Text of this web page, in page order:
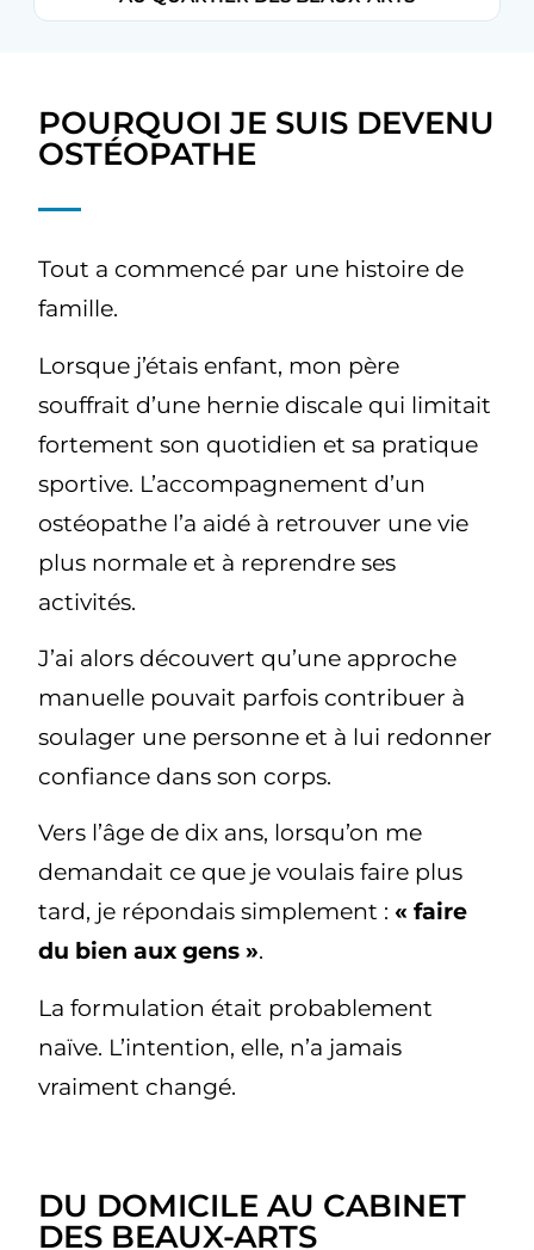
POURQUOI JE SUIS DEVENU
OSTÉOPATHE
Tout a commencé par une histoire de
famille.
Lorsque j’étais enfant, mon père
souffrait d’une hernie discale qui limitait
fortement son quotidien et sa pratique
sportive. L’accompagnement d’un
ostéopathe l’a aidé à retrouver une vie
plus normale et à reprendre ses
activités.
J’ai alors découvert qu’une approche
manuelle pouvait parfois contribuer à
soulager une personne et à lui redonner
confiance dans son corps.
Vers l’âge de dix ans, lorsqu’on me
demandait ce que je voulais faire plus
tard, je répondais simplement :« faire
du bien aux gens ».
La formulation était probablement
naïve. L’intention, elle, n’a jamais
vraiment changé.
DU DOMICILE AU CABINET
DES BEAUX-ARTS